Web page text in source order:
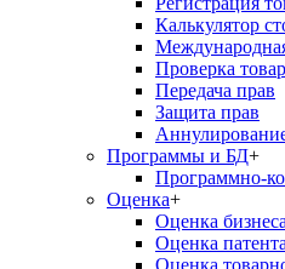
Калькулятор
Проверка
Передача прав
Защита прав
Программы и БД+
Программно-
Оценка+
Оценка бизнеса
Оценка патента
Оценка